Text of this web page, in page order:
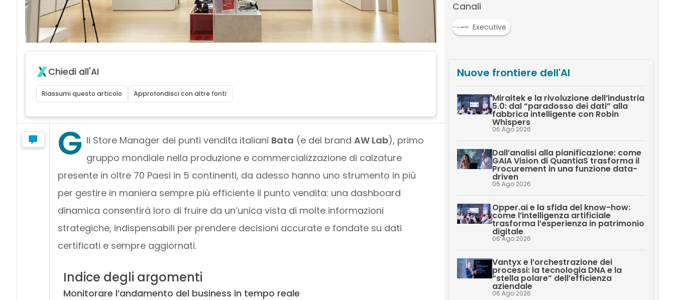
Chiedi all'AI
Riassumi questo articolo Approfondisci con altre fonti
G li Store Manager dei punti vendita italiani Bata (e del brand AW Lab), primo
gruppo mondiale nella produzione e commercializzazione di calzature
presente in oltre 70 Paesi in 5 continenti, da adesso hanno uno strumento in più
per gestire in maniera sempre più efficiente il punto vendita: una dashboard
dinamica consentirà loro di fruire da un’unica vista di molte informazioni
strategiche, indispensabili per prendere decisioni accurate e fondate su dati
certificati e sempre aggiornati.
Indice degli argomenti
Monitorare l’andamento del business in tempo reale
Canali
Executive
Nuove frontiere dell'AI
Miraitek e la rivoluzione dell’industria
5.0: dal “paradosso dei dati” alla
fabbrica intelligente con Robin
Whispers
06 Ago 2026
Dall’analisi alla pianificazione: come
GAIA Vision di QuantiaS trasforma il
Procurement in una funzione data-
driven
06 Ago 2026
Opper.ai e la sfida del know-how:
come l’intelligenza artificiale
trasforma l’esperienza in patrimonio
digitale
06 Ago 2026
Vantyx e l’orchestrazione dei
processi: la tecnologia DNA e la
“stella polare” dell’efficienza
aziendale
06 Ago 2026